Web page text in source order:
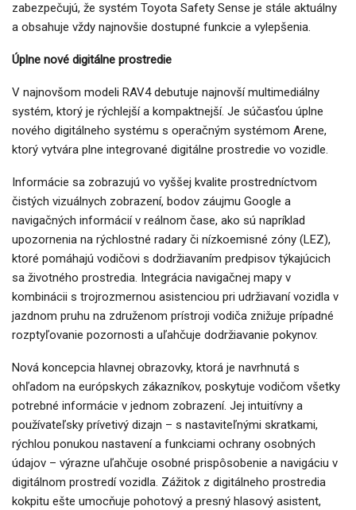
zabezpečujú, že systém Toyota Safety Sense je stále aktuálny
a obsahuje vždy najnovšie dostupné funkcie a vylepšenia.
Úplne nové digitálne prostredie
V najnovšom modeli RAV4 debutuje najnovší multimediálny
systém, ktorý je rýchlejší a kompaktnejší. Je súčasťou úplne
nového digitálneho systému s operačným systémom Arene,
ktorý vytvára plne integrované digitálne prostredie vo vozidle.
Informácie sa zobrazujú vo vyššej kvalite prostredníctvom
čistých vizuálnych zobrazení, bodov záujmu Google a
navigačných informácií v reálnom čase, ako sú napríklad
upozornenia na rýchlostné radary či nízkoemisné zóny (LEZ),
ktoré pomáhajú vodičovi s dodržiavaním predpisov týkajúcich
sa životného prostredia. Integrácia navigačnej mapy v
kombinácii s trojrozmernou asistenciou pri udržiavaní vozidla v
jazdnom pruhu na združenom prístroji vodiča znižuje prípadné
rozptyľovanie pozornosti a uľahčuje dodržiavanie pokynov.
Nová koncepcia hlavnej obrazovky, ktorá je navrhnutá s
ohľadom na európskych zákazníkov, poskytuje vodičom všetky
potrebné informácie v jednom zobrazení. Jej intuitívny a
používateľsky prívetivý dizajn – s nastaviteľnými skratkami,
rýchlou ponukou nastavení a funkciami ochrany osobných
údajov – výrazne uľahčuje osobné prispôsobenie a navigáciu v
digitálnom prostredí vozidla. Zážitok z digitálneho prostredia
kokpitu ešte umocňuje pohotový a presný hlasový asistent,